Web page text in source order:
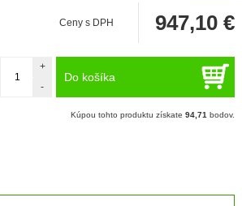
Ceny s DPH 947,10 €
Do košíka
-
+
Kúpou tohto produktu získate94,71 bodov.